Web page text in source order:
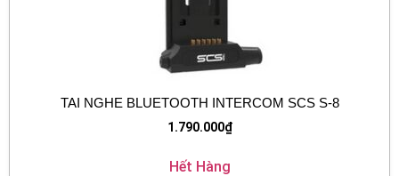
TAI NGHE BLUETOOTH INTERCOM SCS S-8
1.790.000₫
Hết Hàng